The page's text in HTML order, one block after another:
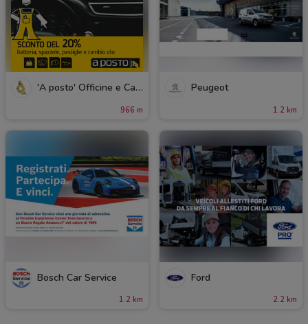
'A posto' Officine e Carrozzerie
966 m
Peugeot
1.2 km
Bosch Car Service
1.2 km
Ford
2.2 km